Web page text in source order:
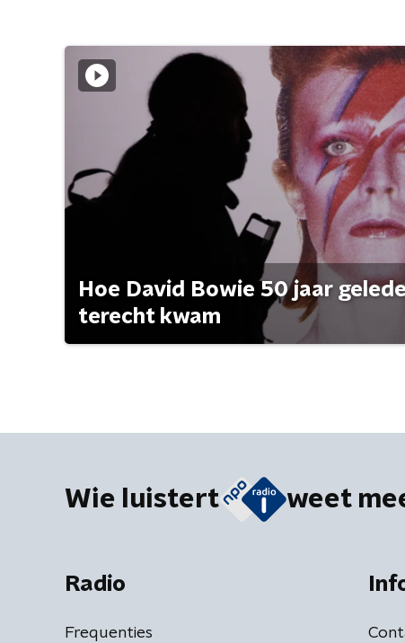
Hoe David Bowie 50 jaar
terecht kwam
Wie luistert weet
Radio
Frequenties